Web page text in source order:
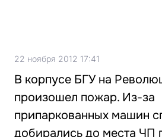
22 ноября 2012 17:41
В корпусе БГУ на
произошел пожар. Из-за
припаркованных машин
добирались до места ЧП